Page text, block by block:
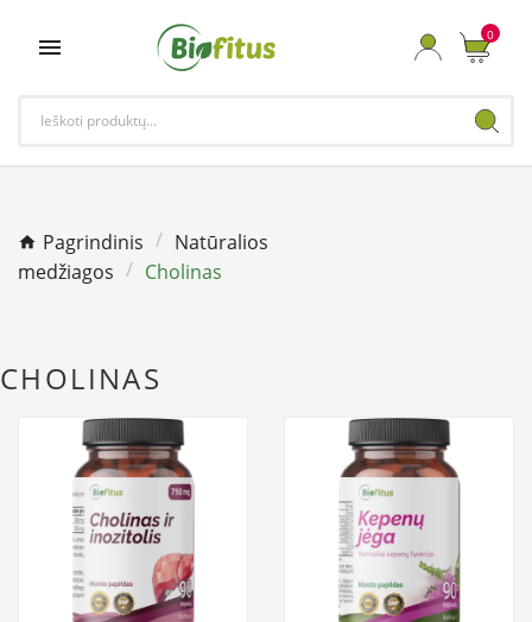
 0
Pagrindinis
Natūralios
medžiagos
Cholinas
CHOLINAS